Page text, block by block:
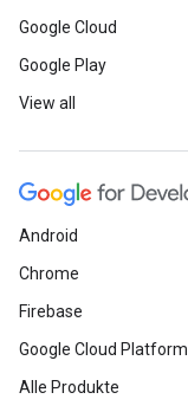
Google Cloud
Google Play
View all
Android
Chrome
Firebase
Google Cloud Platform
Alle Produkte